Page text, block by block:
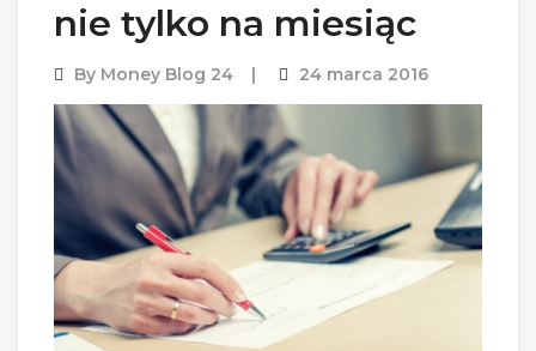
nie tylko na miesiąc
By Money Blog 24 24 marca 2016